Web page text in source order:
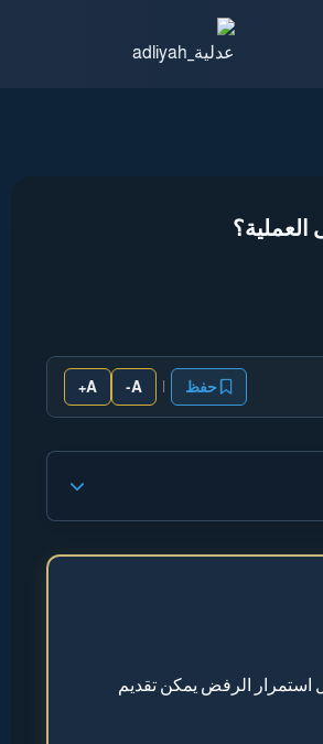
العملية؟
حفظ |
A-
A+
الرفض يمكن تقديم